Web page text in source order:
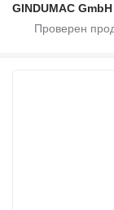
GINDUMAC GmbH